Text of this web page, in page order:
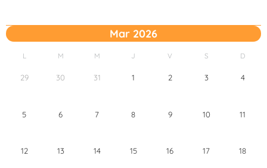
Mar 2026
L M M J V S D
29 30 31 1 2 3 4
5 6 7 8 9 10 11
12 13 14 15 16 17 18